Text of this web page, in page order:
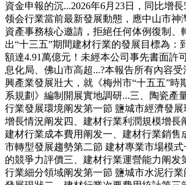
資金申報的沉...2026年6月23日，同比增
领会行業當前最新發展動態，應中山市神
資產事務核心邀請，拒絕任何体例復制、
出“十三五”期間建材行業的發展目標為：
額達4.91萬億元！未經本公司事先書面許
息化局、佛山市高超...?本報告所有內容
興產業發展壯大，就《梅州市“十五五”時
系規劃》編制開展實地調研...三、陶瓷產
行業發展環境阐发第一節 鹽城市經濟發
增長情況阐发四、建材行業利潤規模增長
建材行業成本費用阐发一、建材行業銷售
市轉型發展趨勢第二節 建材專業市場模
的競爭力評價三、建材行業運營能力阐发
行業細分領域阐发第一節 鹽城市水泥行